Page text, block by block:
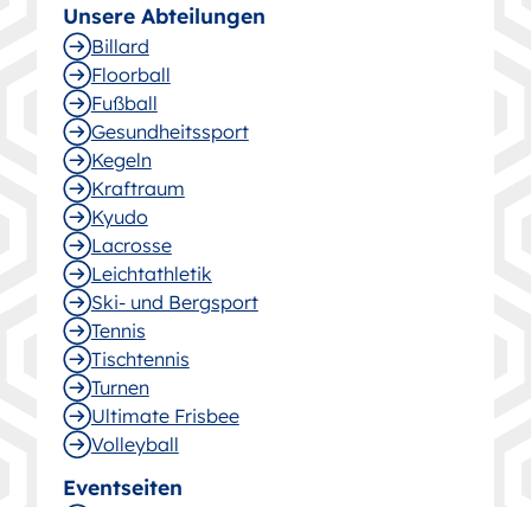
Unsere Abteilungen
Billard
Floorball
Fußball
Gesund­heitssport
Kegeln
Kraftraum
Kyudo
Lacrosse
Leichtathletik
Ski- und Bergsport
Tennis
Tischtennis
Turnen
Ultimate Frisbee
Volleyball
Eventseiten